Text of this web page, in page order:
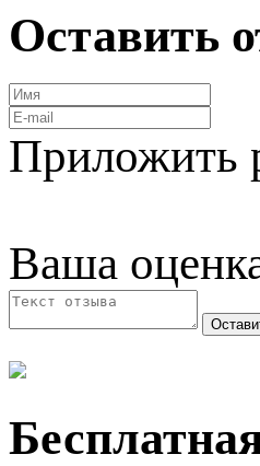
Оставить
Приложить
Ваша